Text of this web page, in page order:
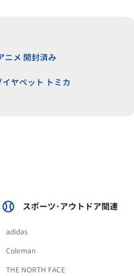
ニメ 開封済み
イヤペット トミカ
スポーツ･アウトドア関連
adidas
Coleman
THE NORTH FACE